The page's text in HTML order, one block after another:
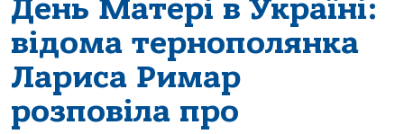
День Матері в Україні:
відома тернополянка
Лариса Римар
розповіла про